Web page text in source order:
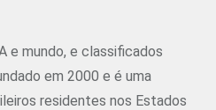
e mundo, e classificados
em 2000 e é uma
residentes nos Estados